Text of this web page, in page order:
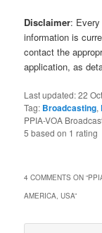
Disclaimer:
information is
contact the
application, as
Last updated:22
Tag: Broadcasting,
PPIA-VOA
5 based on 1 rating
4 COMMENTS ON “
AMERICA, USA”